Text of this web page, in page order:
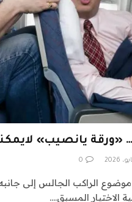
«ورقة يانصيب»
0
موضوع الراكب الجالس إلى
الاختيار المسبق.…